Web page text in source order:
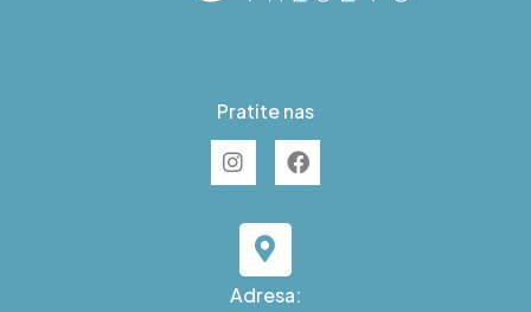
Pratite nas
Adresa: